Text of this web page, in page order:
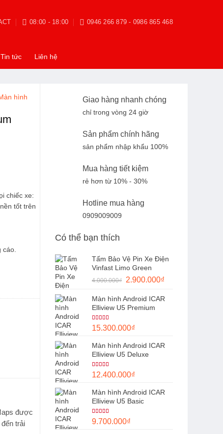
08:00 - 18:00 0946 266 879 - 0986 865 468
Tin tức Liên hệ
Giao hàng nhanh chóng
chỉ trong vòng 24 giờ
Sản phẩm chính hãng
sản phẩm nhập khẩu 100%
Mua hàng tiết kiệm
rẻ hơn từ 10% - 30%
Hotline mua hàng
0909009009
Có thể bạn thích
Tấm Bảo Vệ Pin Xe Điện
Vinfast Limo Green
4.000.000₫
Giá
là:
4.000.000₫.
2.900.000₫Giá
tại
Màn hình Android ICAR
Elliview U5 Premium
Được xếp
hạng5.00
15.300.000₫
Màn hình Android ICAR
Elliview U5 Deluxe
Được
xếp hạng
12.400.000₫
Màn hình Android ICAR
Elliview U5 Basic
Được xếp
hạng5.00
9.700.000₫
hình
chiếc xe:
tốt trên
được
trải